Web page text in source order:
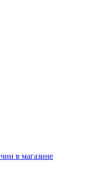
в магазине